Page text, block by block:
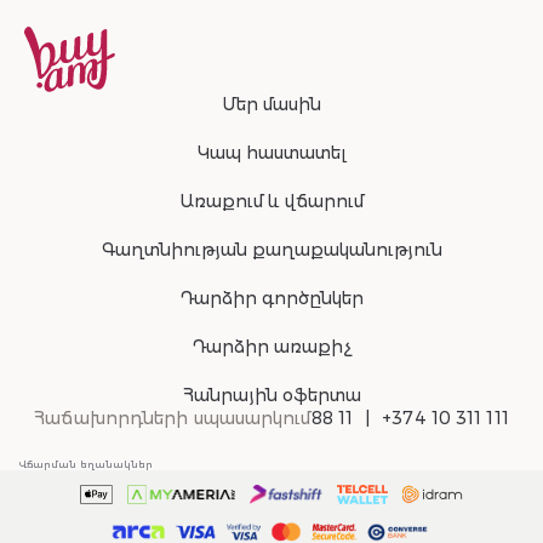
Մեր մասին
Կապ հաստատել
Առաքում և վճարում
Գաղտնիության քաղաքականություն
Դարձիր գործընկեր
Դարձիր առաքիչ
Հանրային օֆերտա
Հաճախորդների սպասարկում88 11 +374 10 311 111
Վճարման եղանակներ